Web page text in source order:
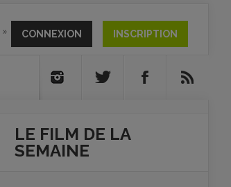
» CONNEXION INSCRIPTION
LE FILM DE LA
SEMAINE